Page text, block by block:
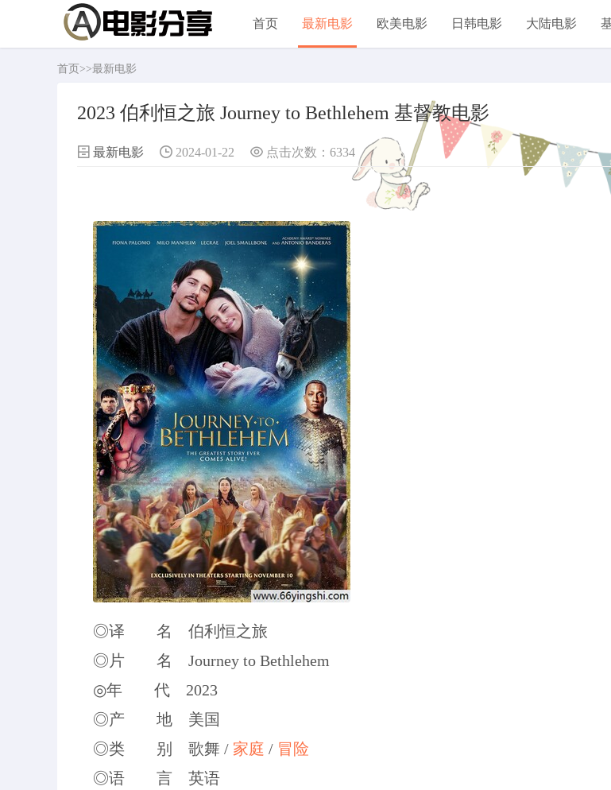
首页 最新电影 欧美电影 日韩电影 大陆电影
首页 >>最新电影
2023 伯利恒之旅 Journey to Bethlehem 基督教电影
最新电影 2024-01-22 点击次数：6334
◎译 名 伯利恒之旅
◎片 名 Journey to Bethlehem
◎年 代 2023
◎产 地 美国
◎类 别 歌舞 / 家庭 / 冒险
◎语 言 英语